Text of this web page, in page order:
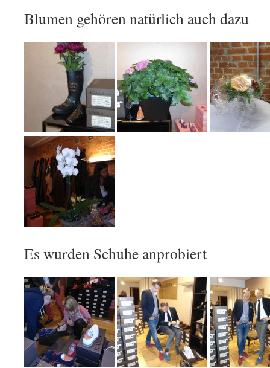
Blumen gehören natürlich auch dazu
Es wurden Schuhe anprobiert